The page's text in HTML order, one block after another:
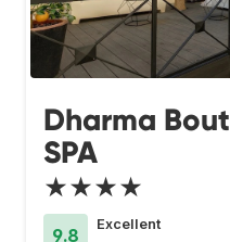
Dharma
SPA
★★★★
9.8
Excellent